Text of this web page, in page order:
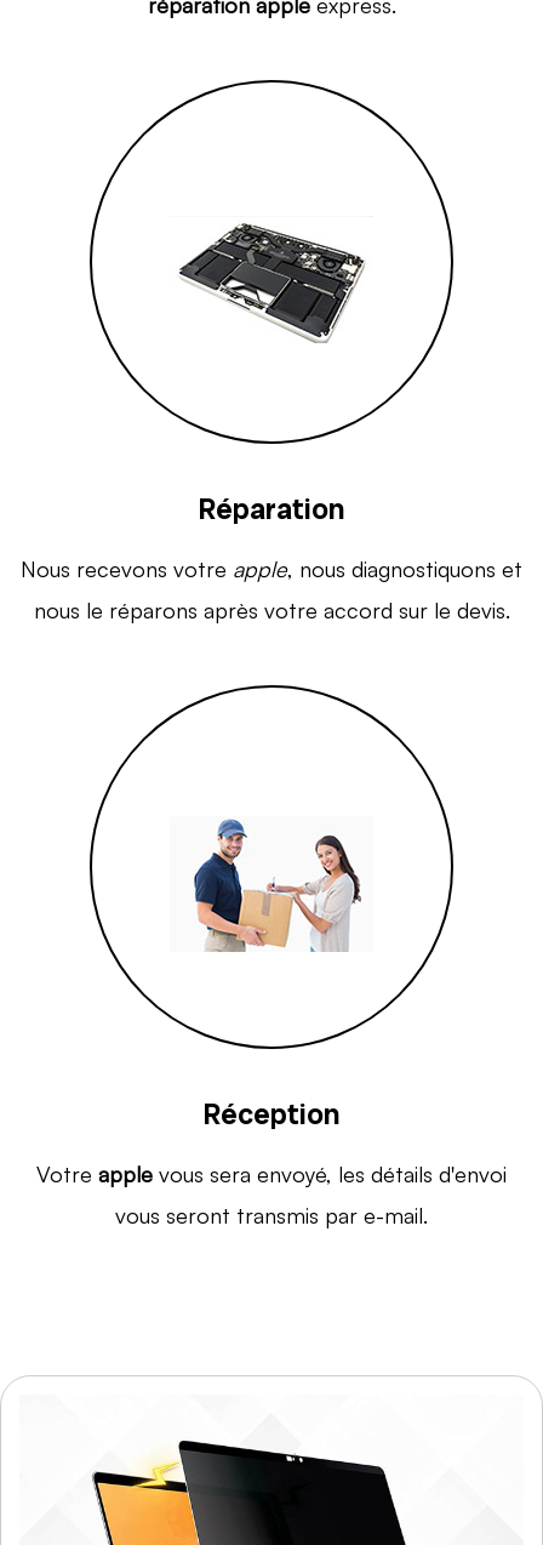
Réparation
Nous recevons votre apple, nous diagnostiquons et
nous le réparons après votre accord sur le devis.
Réception
Votre apple vous sera envoyé, les détails d'envoi
vous seront transmis par e-mail.